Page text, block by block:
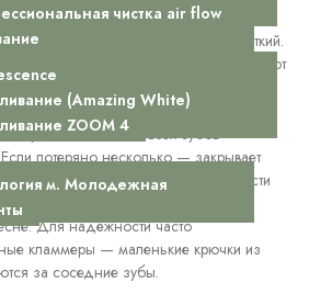
чистка air flow
(Amazing White)
ZOOM 4
м. Молодежная
из медицинской пластмассы.
Он плотный, но не слишком жёсткий.
Зубы делают отдельно — подбирают
участок. Если нет всех зубов —
потеряно несколько — закрывает
устроено просто. На верхней челюсти
На нижней держится за счёт
Для надёжности часто
кламмеры — маленькие крючки из
за соседние зубы.